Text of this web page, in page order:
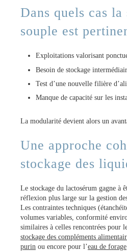
Dans quels cas
souple est
Exploitations valorisant
Besoin de stockage
Test d’une nouvelle filière
Manque de capacité sur les
La modularité devient alors un
Une approche
stockage des
Le stockage du lactosérum gagne à
réflexion plus large sur la gestion
Les contraintes techniques
volumes variables, conformité
similaires à celles rencontrées pour
stockage des compléments
purin ou encore pour l’eau de forage